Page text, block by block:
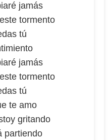
jamás
tormento
tú
jamás
tormento
tú
te amo
gritando
partiendo